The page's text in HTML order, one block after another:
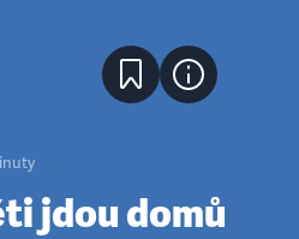
jdou domů